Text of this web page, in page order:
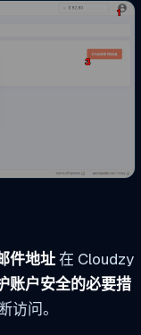
件地址在 Cloudzy
账户安全的必要措
访问。